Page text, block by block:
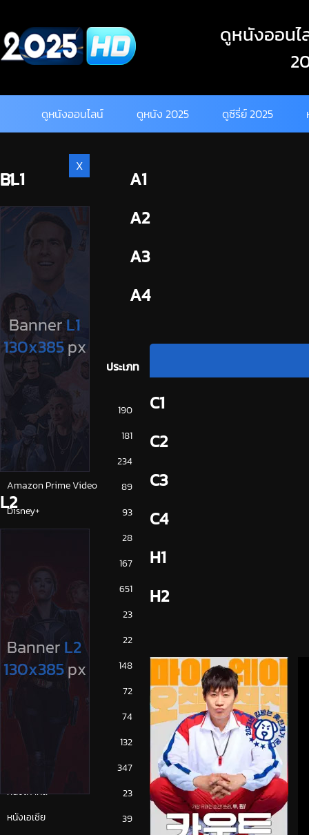
content
ดูหนังออนไ
ดูหนังออนไลน์ ดูหนัง 2025 ดูซีรี่ย์ 2025
BL1
BL2
A1
A2
A3
A4
ประเภท
190
ดูซีรี่ย์ 2025
181
234
Amazon Prime Video
89
Disney+
93
28
167
651
ซีรีย์จีน
23
ซีรีย์ญี่ปุ่น
22
ซีรีย์ฝรั่ง
148
ซีรีย์เกาหลี
72
74
132
347
หนังเกาหลี
23
หนังเอเชีย
39
C1
C2
C3
C4
H1
H2
X
L1
L2